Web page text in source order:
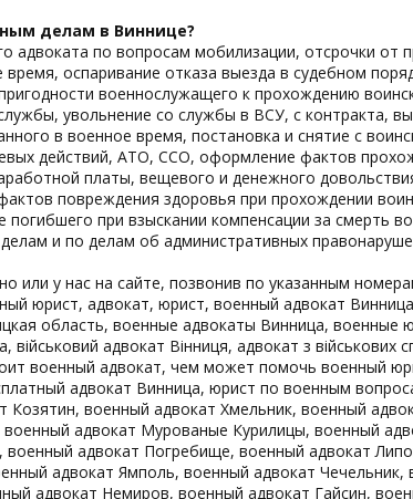
делам в Виннице?
адвоката по вопросам мобилизации, отсрочки от
оспаривание отказа выезда в судебном
военнослужащего к прохождению
увольнение со службы в ВСУ, с контракта,
в военное время, постановка и снятие с
действий, АТО, ССО, оформление фактов
платы, вещевого и денежного
повреждения здоровья при прохождении
при взыскании компенсации за смерть
и по делам об административных
или у нас на сайте, позвонив по указанным
юрист, адвокат, юрист, военный адвокат
область, военные адвокаты Винница,
адвокат Вінниця, адвокат з військових
военный адвокат, чем может помочь военный
адвокат Винница, юрист по военным
военный адвокат Хмельник, военный
адвокат Мурованые Курилицы, военный
адвокат Погребище, военный адвокат
адвокат Ямполь, военный адвокат
адвокат Немиров, военный адвокат Гайсин,